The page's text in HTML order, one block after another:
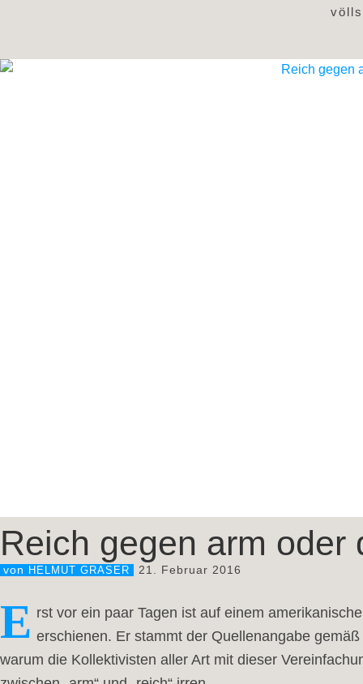
Reich gegen arm oder
von HELMUT GRASER 21. Februar 2016
E rst vor ein paar Tagen ist auf einem
erschienen. Er stammt der Quellenangabe
warum die Kollektivisten aller Art mit dieser